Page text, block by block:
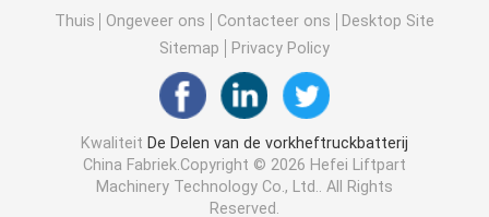
Vorkheftruckschakelaar
Elektrische Vorkheftruckschakelaar
Vorkheftruckhandvat
Thuis Ongeveer ons Contacteer ons
Desktop Site
Sitemap
Privacy Policy
Kwaliteit De Delen van de vorkheftruckbatterij
China Fabriek.Copyright © 2026 Hefei Liftpart
Machinery Technology Co., Ltd.. All Rights
Reserved.